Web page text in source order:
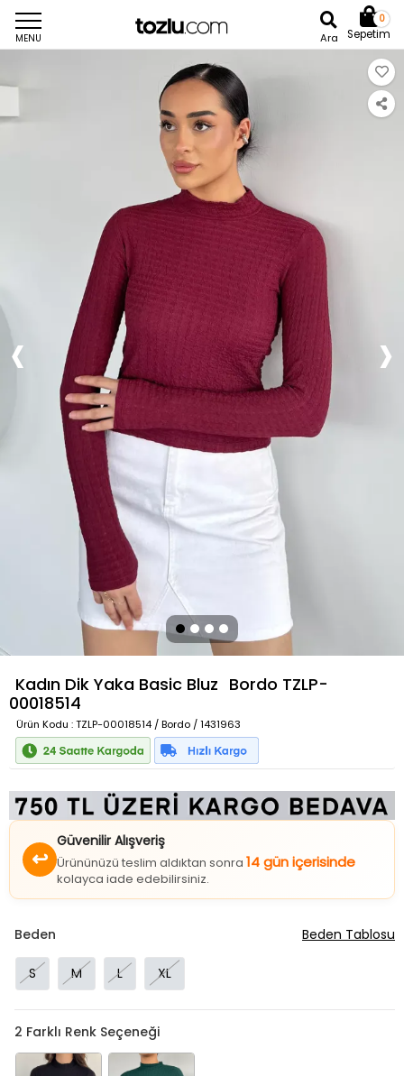
MENU Ara
0
Sepetim
Kadın Dik Yaka Basic Bluz Bordo TZLP-
00018514
Ürün Kodu : TZLP-00018514 / Bordo / 1431963
↩
Güvenilir Alışveriş
Ürününüzü teslim aldıktan sonra 14 gün içerisinde
kolayca iade edebilirsiniz.
Beden
S M L XL
Beden Tablosu
2 Farklı Renk Seçeneği